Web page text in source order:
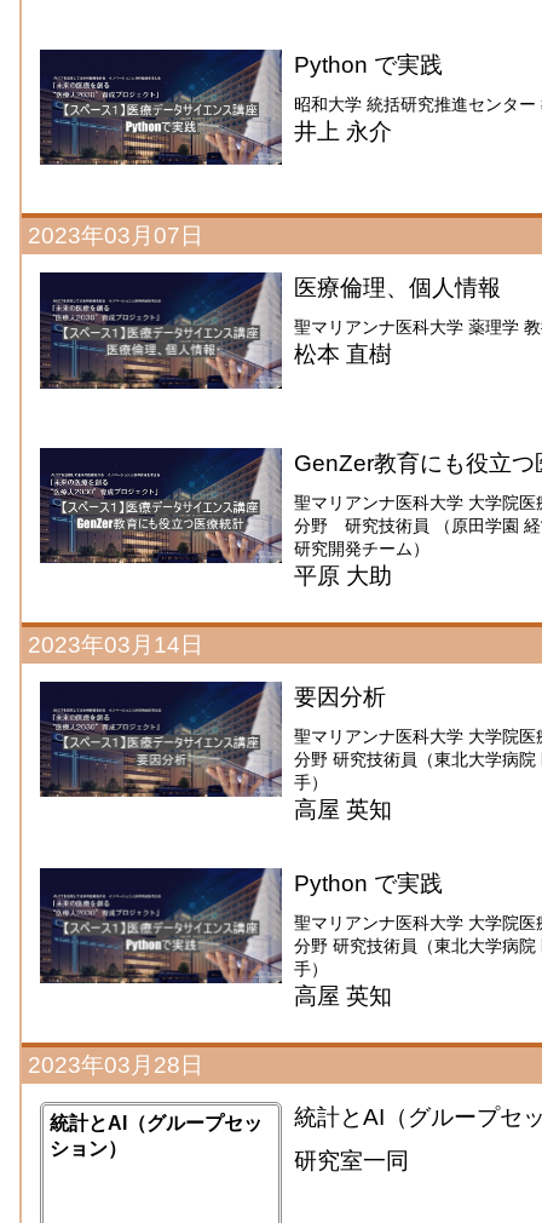
Python で実践
昭和大学 統括研究推進センタ
井上 永介
2023年03月07日
医療倫理、個人情報
聖マリアンナ医科大学 薬理学
松本 直樹
GenZer教育にも役立つ
聖マリアンナ医科大学 大学院
分野 研究技術員 （原田学園
研究開発チーム）
平原 大助
2023年03月14日
要因分析
聖マリアンナ医科大学 大学院
分野 研究技術員（東北大学病
手）
高屋 英知
Python で実践
聖マリアンナ医科大学 大学院
分野 研究技術員（東北大学病
手）
高屋 英知
2023年03月28日
統計とAI（グループセッ
ション）
統計とAI（グループセ
研究室一同